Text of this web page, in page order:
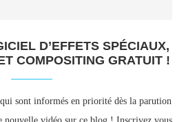
D’EFFETS SPÉCIAUX,
COMPOSITING GRATUIT !
qui sont informés en priorité dès la parution